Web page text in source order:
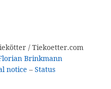
/ Tiekoetter.com
Brinkmann
notice – Status